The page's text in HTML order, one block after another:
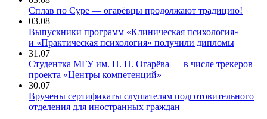
Сплав по Суре — огарёвцы продолжают традицию!
03.08
Выпускники программ «Клиническая психология»
и «Практическая психология» получили дипломы
31.07
Студентка МГУ им. Н. П. Огарёва — в числе трекеров
проекта «Центры компетенций»
30.07
Вручены сертификаты слушателям подготовительного
отделения для иностранных граждан